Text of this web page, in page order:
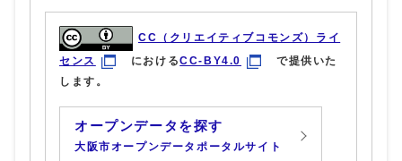
CC（クリエイティブコモンズ）ライ
センス
におけるCC-BY4.0
で提供いた
します。
オープンデータを探す
大阪市オープンデータポータルサイト